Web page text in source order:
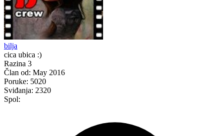
bilja
cica ubica :)
Razina 3
Član od: May 2016
Poruke: 5020
Sviđanja: 2320
Spol: